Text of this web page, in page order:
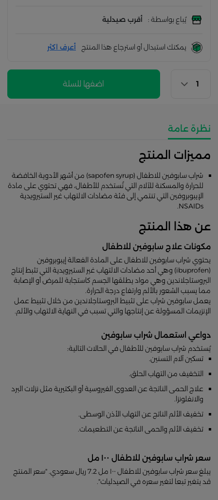
يُباع بواسطة : أقرب صيدلية
يمكنك استبدال أو استرجاع هذا المنتج أعرف اكثر
اضفها للسلة
نظرة عامة
مميزات المنتج
شراب سابوفين للاطفال (sapofen syrup) من أشهر الأدوية الخافضة
للحرارة والمسكنة للآلام التي تُستخدم للأطفال، فهي تحتوي على مادة
الإيبوبروفين التي تنتمي إلى فئة مضادات الالتهاب غير الستيرويدية
NSAIDs.
عن هذا المنتج
مكونات علاج سابوفين للاطفال
يحتوي شراب سابوفين للاطفال على المادة الفعالة إيبوبروفين
(ibuprofen) وهي أحد مضادات الالتهاب غير الستيرويدية التي تثبط إنتاج
البروستاجلاندين وهي مواد يطلقها الجسم كاستجابة للمرض أو الإصابة
مما يسبب الشعور بالألم وارتفاع درجة الحرارة.
يعمل سابوفين شراب على تثبيط البروستاجلاندين من خلال تثبيط عمل
الإنزيمات المسؤولة عن إنتاجها والتي تسبب في النهاية الالتهاب والألم.
دواعي استعمال شراب سابوفين
يُستخدم شراب سابوفين للأطفال في الحالات التالية:
تسكين آلام التسنين.
التخفيف من التهاب الحلق.
علاج الحمى الناتجة عن العدوى الفيروسية أو البكتيرية مثل نزلات البرد
والانفلونزا.
تخفيف الألم الناتج عن التهاب الأذن الوسطى.
تخفيف الألم والحمى الناتجة عن التطعيمات.
سعر شراب سابوفين للاطفال ١٠٠ مل
يبلغ سعر شراب سابوفين للاطفال ١٠٠ مل 7.2 ريال سعودي. "سعر المنتج
قد يتغير تبعا لتغير سعره في الصيدليات".